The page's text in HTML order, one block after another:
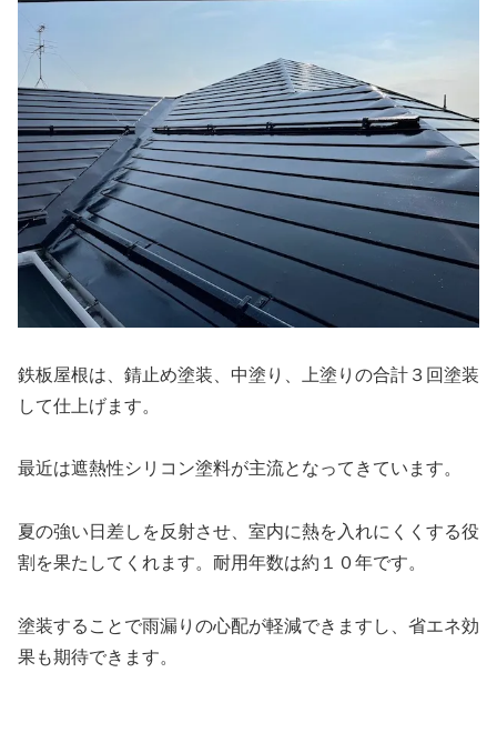
鉄板屋根は、錆止め塗装、中塗り、上塗りの合計３回塗装
して仕上げます。
最近は遮熱性シリコン塗料が主流となってきています。
夏の強い日差しを反射させ、室内に熱を入れにくくする役
割を果たしてくれます。耐用年数は約１０年です。
塗装することで雨漏りの心配が軽減できますし、省エネ効
果も期待できます。